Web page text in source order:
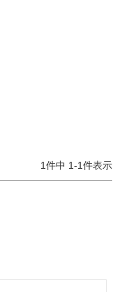
1件中 1-1件表示